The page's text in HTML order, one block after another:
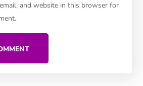
and website in this browser for